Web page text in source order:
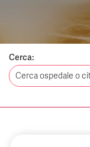
CHI SIAMO
Cerca: